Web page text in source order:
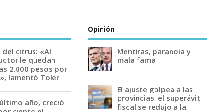
del citrus: «Al
le quedan
2.000 pesos por
lamentó Toler
año, creció
Opinión
Mentiras, paranoia y
mala fama
El ajuste golpea a las
provincias: el superávit
fiscal se redujo a la